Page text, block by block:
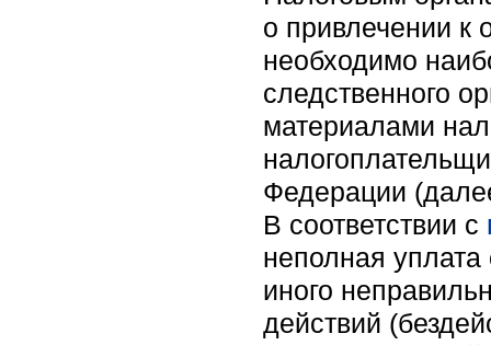
о привлечении к
необходимо
следственного
материалами
Федерации
В соответствии с
неполная уплата
иного
действий